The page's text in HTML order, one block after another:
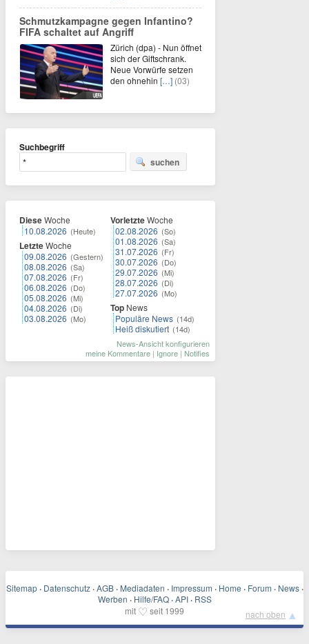
Schmutzkampagne gegen Infantino?
FIFA schaltet auf Angriff
Zürich (dpa) - Nun öffnet
sich der Giftschrank.
Neue Vorwürfe setzen
den ohnehin […] (03)
Suchbegriff
suchen
DieseWoche
10.08.2026 (Heute)
LetzteWoche
09.08.2026 (Gestern)
08.08.2026 (Sa)
07.08.2026 (Fr)
06.08.2026 (Do)
05.08.2026 (Mi)
04.08.2026 (Di)
03.08.2026 (Mo)
VorletzteWoche
02.08.2026 (So)
01.08.2026 (Sa)
31.07.2026 (Fr)
30.07.2026 (Do)
29.07.2026 (Mi)
28.07.2026 (Di)
27.07.2026 (Mo)
Top News
Populäre News (14d)
Heiß diskutiert (14d)
News-Ansicht konfigurieren
meine Kommentare | Ignore | Notifies
Sitemap · Datenschutz · AGB · Mediadaten · Impressum · Home · Forum · News ·
Werben · Hilfe/FAQ · API · RSS
mit ♡ seit 1999 nach oben ▲